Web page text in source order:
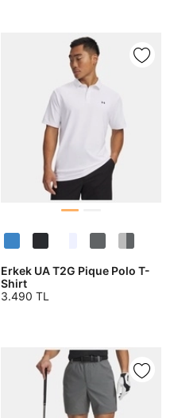
Erkek UA T2G Pique Polo T-
Shirt
3.490 TL